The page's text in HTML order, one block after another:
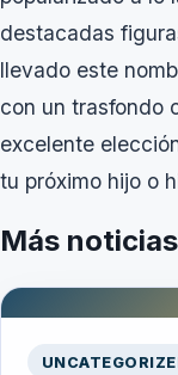
destacadas
llevado este
con un trasfondo
excelente
tu próximo hijo o
Más